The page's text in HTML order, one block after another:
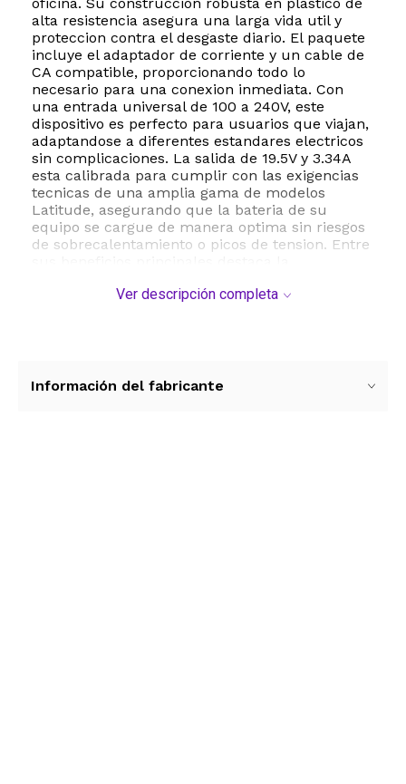
alta resistencia asegura una larga vida util y
proteccion contra el desgaste diario. El paquete
incluye el adaptador de corriente y un cable de
CA compatible, proporcionando todo lo
necesario para una conexion inmediata. Con
una entrada universal de 100 a 240V, este
dispositivo es perfecto para usuarios que viajan,
adaptandose a diferentes estandares electricos
sin complicaciones. La salida de 19.5V y 3.34A
esta calibrada para cumplir con las exigencias
tecnicas de una amplia gama de modelos
Latitude, asegurando que la bateria de su
equipo se cargue de manera optima sin riesgos
de sobrecalentamiento o picos de tension. Entre
como Latitude E5440, E5470, E6440 y muchas
tecnicas: Potencia de 65 vatios, voltaje de salida
Ver descripción completa
Información del fabricante